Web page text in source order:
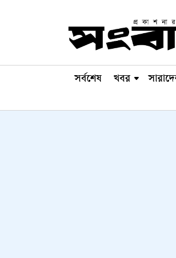
সর্বশেষ খবর